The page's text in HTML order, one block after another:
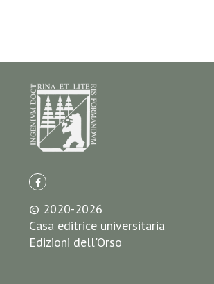
© 2020-2026
Casa editrice universitaria
Edizioni dell'Orso